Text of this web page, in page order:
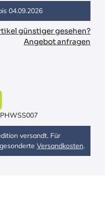
04.09.2026
günstiger gesehen?
Angebot anfragen
PHWSS007
versandt. Für
Versandkosten.